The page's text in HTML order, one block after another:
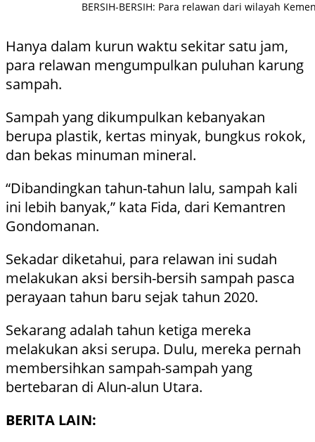
BERSIH-BERSIH: Para relawan dari wilayah
Hanya dalam kurun waktu sekitar satu jam,
para relawan mengumpulkan puluhan karung
sampah.
Sampah yang dikumpulkan kebanyakan
berupa plastik, kertas minyak, bungkus rokok,
dan bekas minuman mineral.
“Dibandingkan tahun-tahun lalu, sampah kali
ini lebih banyak,” kata Fida, dari Kemantren
Gondomanan.
Sekadar diketahui, para relawan ini sudah
melakukan aksi bersih-bersih sampah pasca
perayaan tahun baru sejak tahun 2020.
Sekarang adalah tahun ketiga mereka
melakukan aksi serupa. Dulu, mereka pernah
membersihkan sampah-sampah yang
bertebaran di Alun-alun Utara.
BERITA LAIN: